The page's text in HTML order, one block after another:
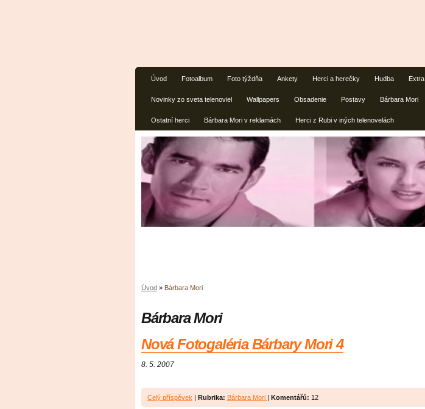
Úvod Fotoalbum Foto týždňa Ankety Herci a herečky Hudba Extra
Novinky zo sveta telenoviel Wallpapers Obsadenie Postavy Bárbara Mori
Ostatní herci Bárbara Mori v reklamách Herci z Rubi v iných telenovelách
Úvod » Bárbara Mori
Bárbara Mori
Nová Fotogaléria Bárbary Mori 4
8. 5. 2007
Celý příspěvek | Rubrika: Bárbara Mori | Komentářů: 12